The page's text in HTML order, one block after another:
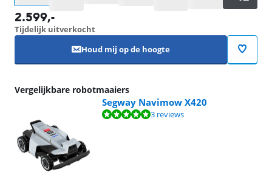
2.599,-
Tijdelijk uitverkocht
Houd mij op de hoogte
Vergelijkbare robotmaaiers
Segway Navimow X420
Beoordeling is 9,7 van de 10, gebaseerd op 3 reviews.
3 reviews